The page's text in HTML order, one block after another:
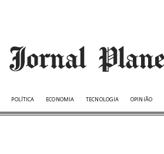
POLÍTICA ECONOMIA TECNOLOGIA OPINIÃO